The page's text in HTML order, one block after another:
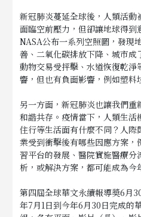
新冠肺炎蔓延全球後，人類活
面臨空前壓力，但卻讓地球得到
NASA公布一系列空照圖，發現
善、二氧化碳排放下降、城市成
動物交易受抨擊、水道恢復乾
響，但也有負面影響，例如塑料
另一方面，新冠肺炎也讓我們
和諧共存。疫情當下，人類生
住行等生活面有什麼不同？人
業受到衝擊後有哪些因應方案
習平台的發展、醫院實施醫療
析，或解決方案，都可能成為今
第四屆全球華文永續報導奬6月
年7月1日到今年6月30日完成的